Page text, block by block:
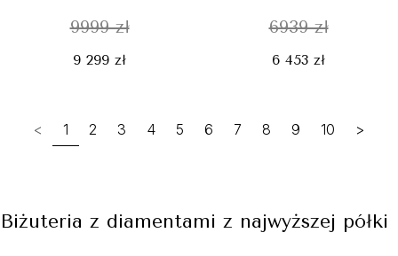
9999 zł
9 299 zł
6939 zł
6 453 zł
< 1 2 3 4 5 6 7 8 9 10 >
Biżuteria z diamentami z najwyższej półki